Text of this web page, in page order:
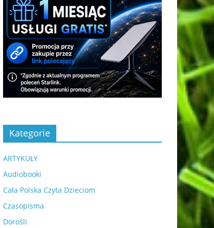
Kategorie
ARTYKUŁY
Audiobooki
Cała Polska Czyta Dzieciom
Czasopisma
Dorośli